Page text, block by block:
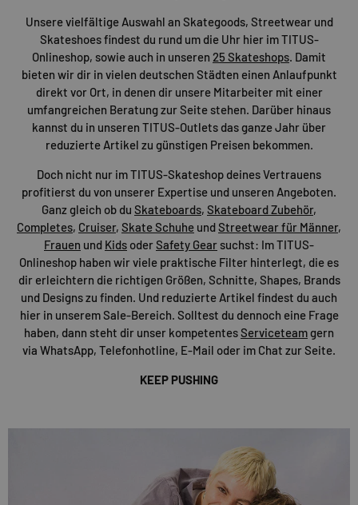
Unsere vielfältige Auswahl an Skategoods, Streetwear und
Skateshoes findest du rund um die Uhr hier im TITUS-
Onlineshop, sowie auch in unseren 25 Skateshops. Damit
bieten wir dir in vielen deutschen Städten einen Anlaufpunkt
direkt vor Ort, in denen dir unsere Mitarbeiter mit einer
umfangreichen Beratung zur Seite stehen. Darüber hinaus
kannst du in unseren TITUS-Outlets das ganze Jahr über
reduzierte Artikel zu günstigen Preisen bekommen.
Doch nicht nur im TITUS-Skateshop deines Vertrauens
profitierst du von unserer Expertise und unseren Angeboten.
Ganz gleich ob du Skateboards, Skateboard Zubehör,
Completes, Cruiser, Skate Schuhe undStreetwear für Männer,
Frauen und Kids oderSafety Gear suchst: Im TITUS-
Onlineshop haben wir viele praktische Filter hinterlegt, die es
dir erleichtern die richtigen Größen, Schnitte, Shapes, Brands
und Designs zu finden. Und reduzierte Artikel findest du auch
hier in unserem Sale-Bereich. Solltest du dennoch eine Frage
haben, dann steht dir unser kompetentesServiceteamgern
via WhatsApp, Telefonhotline, E-Mail oder im Chat zur Seite.
KEEP PUSHING